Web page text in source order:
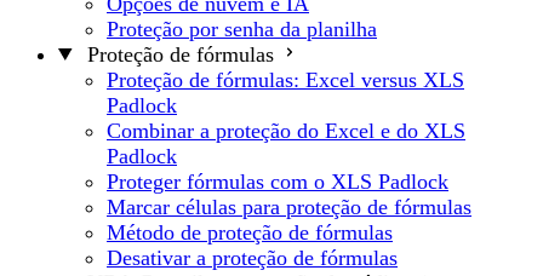
Proteção por senha da planilha
Proteção de fórmulas
Proteção de fórmulas: Excel versus XLS
Padlock
Combinar a proteção do Excel e do XLS
Padlock
Proteger fórmulas com o XLS Padlock
Marcar células para proteção de fórmulas
Método de proteção de fórmulas
Desativar a proteção de fórmulas